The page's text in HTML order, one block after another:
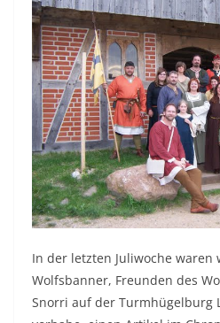
In der letzten Juliwoche
Wolfsbanner, Freunden des
Snorri auf der Turmhügelburg